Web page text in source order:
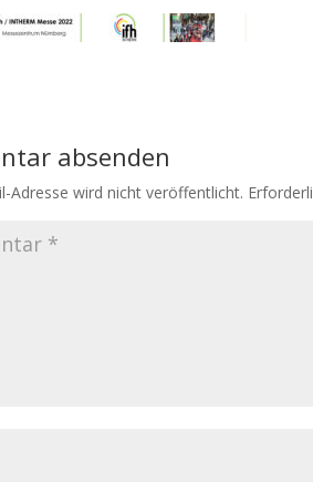
absenden
Adresse wird nicht veröffentlicht.